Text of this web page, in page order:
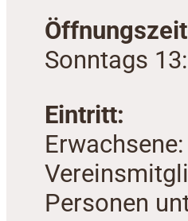
Sonntags
Eintritt:
Personen